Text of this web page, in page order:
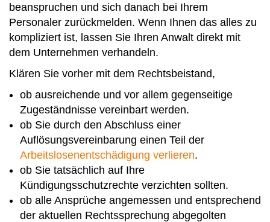
beanspruchen und sich danach bei Ihrem
Personaler zurückmelden. Wenn Ihnen das alles zu
kompliziert ist, lassen Sie Ihren Anwalt direkt mit
dem Unternehmen verhandeln.
Klären Sie vorher mit dem Rechtsbeistand,
ob ausreichende und vor allem gegenseitige
Zugeständnisse vereinbart werden.
ob Sie durch den Abschluss einer
Auflösungsvereinbarung einen Teil der
Arbeitslosenentschädigung verlieren.
ob Sie tatsächlich auf Ihre
Kündigungsschutzrechte verzichten sollten.
ob alle Ansprüche angemessen und entsprechend
der aktuellen Rechtssprechung abgegolten